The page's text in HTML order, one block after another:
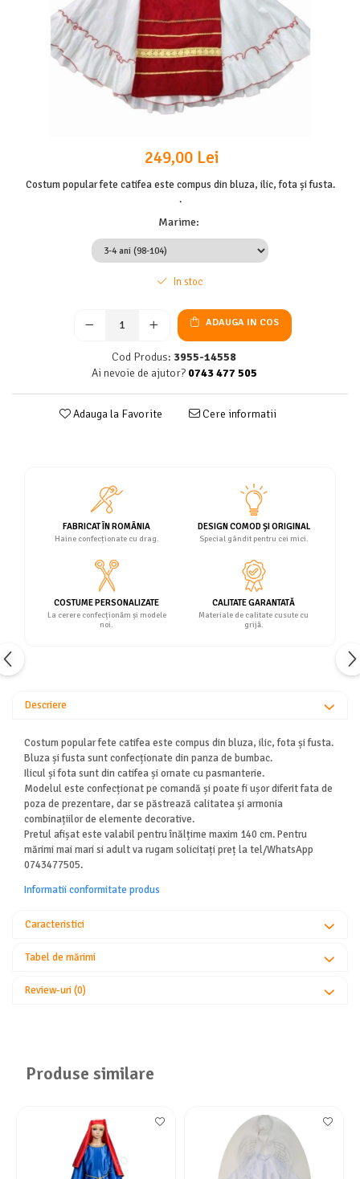
249,00 Lei
Costum popular fete catifea este compus din bluza, ilic, fota și fusta.
.
Marime:
In stoc
ADAUGA IN COS
Cod Produs: 3955-14558
Ai nevoie de ajutor? 0743 477 505
Adauga la Favorite Cere informatii
FABRICAT ÎN ROMÂNIA
Haine confecționate cu drag.
DESIGN COMOD ȘI ORIGINAL
Special gândit pentru cei mici.
COSTUME PERSONALIZATE
La cerere confecționăm și modele
noi.
CALITATE GARANTATĂ
Materiale de calitate cusute cu
grijă.
Descriere
Costum popular fete catifea este compus din bluza, ilic, fota și fusta.
Bluza și fusta sunt confecționate din panza de bumbac.
Ilicul și fota sunt din catifea și ornate cu pasmanterie.
Modelul este confecționat pe comandă și poate fi ușor diferit fata de
poza de prezentare, dar se păstrează calitatea și armonia
combinațiilor de elemente decorative.
Pretul afișat este valabil pentru înălțime maxim 140 cm. Pentru
mărimi mai mari si adult va rugam solicitați preț la tel/WhatsApp
0743477505.
Informatii conformitate produs
Caracteristici
Tabel de mărimi
Review-uri(0)
Produse similare